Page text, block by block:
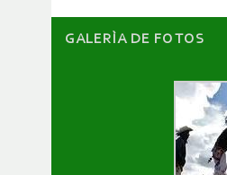
GALERÌA DE FOTOS